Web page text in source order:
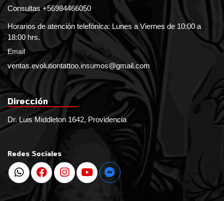
Consultas +56984466050
Horarios de atención telefónica: Lunes a Viernes de 10:00 a
18:00 hrs.
Email
ventas.evolutiontattoo.insumos@gmail.com
Dirección
Dr. Luis Middleton 1642, Providencia
Redes Sociales